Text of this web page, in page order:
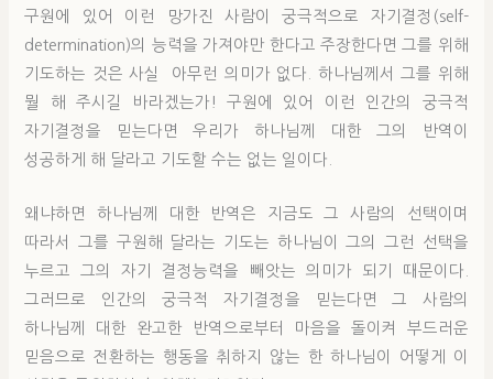
구원에 있어 이런 망가진 사람이 궁극적으로 자기결정(self-
determination)의 능력을 가져야만 한다고 주장한다면 그를 위해
기도하는 것은 사실 아무런 의미가 없다. 하나님께서 그를 위해
뭘 해 주시길 바라겠는가! 구원에 있어 이런 인간의 궁극적
자기결정을 믿는다면 우리가 하나님께 대한 그의 반역이
성공하게 해 달라고 기도할 수는 없는 일이다.
왜냐하면 하나님께 대한 반역은 지금도 그 사람의 선택이며
따라서 그를 구원해 달라는 기도는 하나님이 그의 그런 선택을
누르고 그의 자기 결정능력을 빼앗는 의미가 되기 때문이다.
그러므로 인간의 궁극적 자기결정을 믿는다면 그 사람의
하나님께 대한 완고한 반역으로부터 마음을 돌이켜 부드러운
믿음으로 전환하는 행동을 취하지 않는 한 하나님이 어떻게 이